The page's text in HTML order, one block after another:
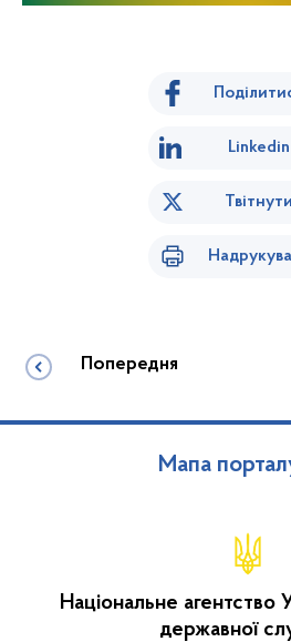
Linkedin
Твітнути
Попередня
Мапа
Національне агентство
державної